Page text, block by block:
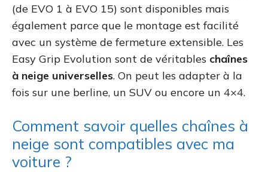
(de EVO 1 à EVO 15) sont disponibles mais
également parce que le montage est facilité
avec un système de fermeture extensible. Les
Easy Grip Evolution sont de véritables chaînes
à neige universelles. On peut les adapter à la
fois sur une berline, un SUV ou encore un 4×4.
Comment savoir quelles chaînes à
neige sont compatibles avec ma
voiture ?